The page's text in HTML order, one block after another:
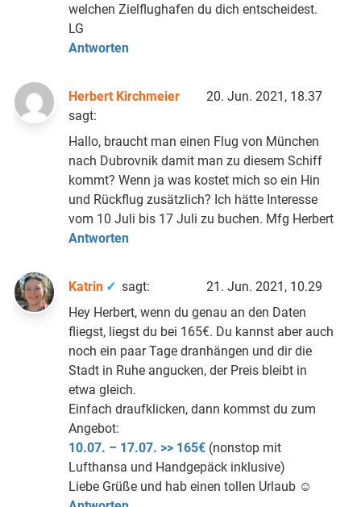
welchen Zielflughafen du dich entscheidest.
LG
Antworten
Herbert Kirchmeier
sagt:
20. Jun. 2021, 18.37
Hallo, braucht man einen Flug von München
nach Dubrovnik damit man zu diesem Schiff
kommt? Wenn ja was kostet mich so ein Hin
und Rückflug zusätzlich? Ich hätte Interesse
vom 10 Juli bis 17 Juli zu buchen. Mfg Herbert
Antworten
Katrin sagt:
21. Jun. 2021, 10.29
Hey Herbert, wenn du genau an den Daten
fliegst, liegst du bei 165€. Du kannst aber auch
noch ein paar Tage dranhängen und dir die
Stadt in Ruhe angucken, der Preis bleibt in
etwa gleich.
Einfach draufklicken, dann kommst du zum
Angebot:
10.07. – 17.07. >> 165€ (nonstop mit
Lufthansa und Handgepäck inklusive)
Liebe Grüße und hab einen tollen Urlaub ☺️